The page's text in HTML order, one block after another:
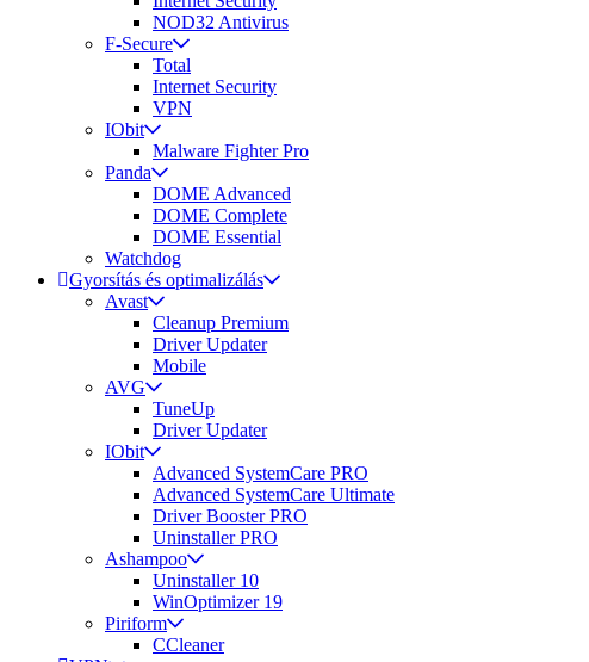
NOD32 Antivirus
F-Secure
Total
Internet Security
VPN
IObit
Malware Fighter Pro
Panda
DOME Advanced
DOME Complete
DOME Essential
Watchdog
Gyorsítás és optimalizálás
Avast
Cleanup Premium
Driver Updater
Mobile
AVG
TuneUp
Driver Updater
IObit
Advanced SystemCare PRO
Advanced SystemCare Ultimate
Driver Booster PRO
Uninstaller PRO
Ashampoo
Uninstaller 10
WinOptimizer 19
Piriform
CCleaner